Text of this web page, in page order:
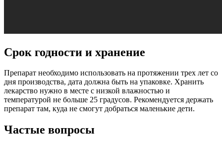
Срок годности и хранение
Препарат необходимо использовать на протяжении трех лет со
дня производства, дата должна быть на упаковке. Хранить
лекарство нужно в месте с низкой влажностью и
температурой не больше 25 градусов. Рекомендуется держать
препарат там, куда не смогут добраться маленькие дети.
Частые вопросы